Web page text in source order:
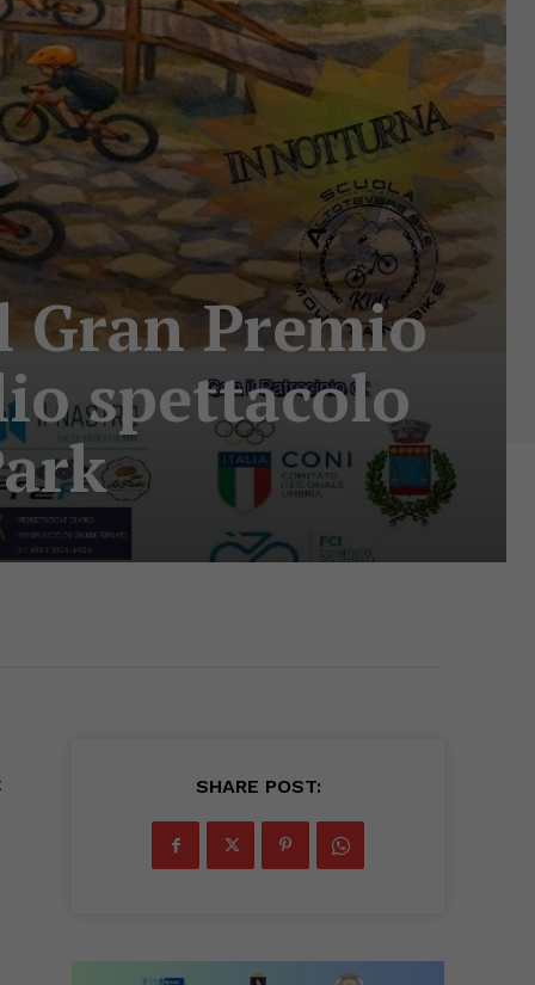
Gran Premio
spettacolo
SHARE POST: